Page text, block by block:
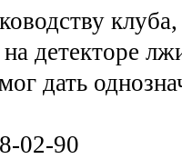
детекторе
дать
02-90